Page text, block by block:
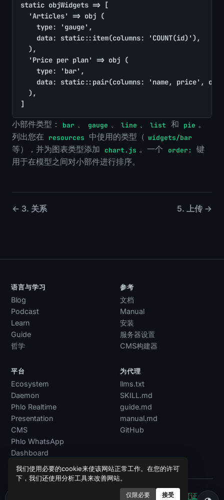
static objWidgets => [
]
小部件类型： bar 、 gauge 、 line 、 list 和 pie 。
列出您在
resources 中使用的类型（ widgets/bar
等），并为图表类型添加 chart.js 。一个 order:
键
用于在模型之间对小部件进行排序。
← 3. 关系 5. 上传 →
我们使用必要的cookie来使该网站正常工作。在您的许可
下，我们还使用分析工具来改善网站。
仅限必要 接受
语言与学习
Blog
Podcast
Learn
Guide
哲学
参考
文档
Manual
安装
服务器设置
CMS构建器
平台
Ecosystem
Daemon
Phlo Realtime
Presentation
CMS
Phlo WhatsApp
Dashboard
为代理
llms.txt
SKILL.md
guide.md
manual.md
GitHub
© 2026 Phlo Language Project. 在...下发布MIT许可证.